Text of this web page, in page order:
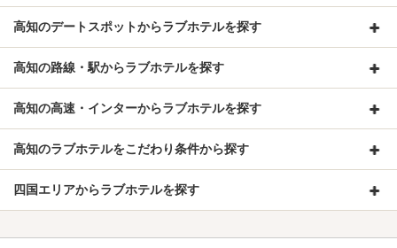
高知のデートスポットからラブホテルを探す
高知の路線・駅からラブホテルを探す
高知の高速・インターからラブホテルを探す
高知のラブホテルをこだわり条件から探す
四国エリアからラブホテルを探す